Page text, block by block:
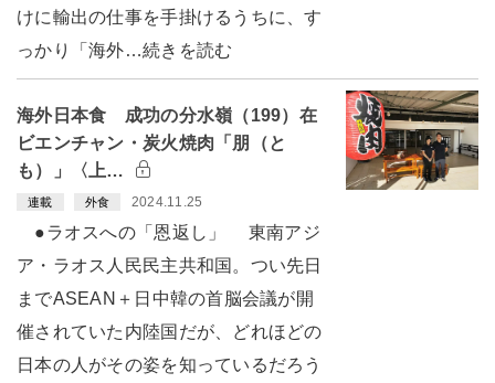
けに輸出の仕事を手掛けるうちに、す
っかり「海外…続きを読む
海外日本食 成功の分水嶺（199）在
ビエンチャン・炭火焼肉「朋（と
も）」〈上…
連載 外食 2024.11.25
●ラオスへの「恩返し」 東南アジ
ア・ラオス人民民主共和国。つい先日
までASEAN＋日中韓の首脳会議が開
催されていた内陸国だが、どれほどの
日本の人がその姿を知っているだろう